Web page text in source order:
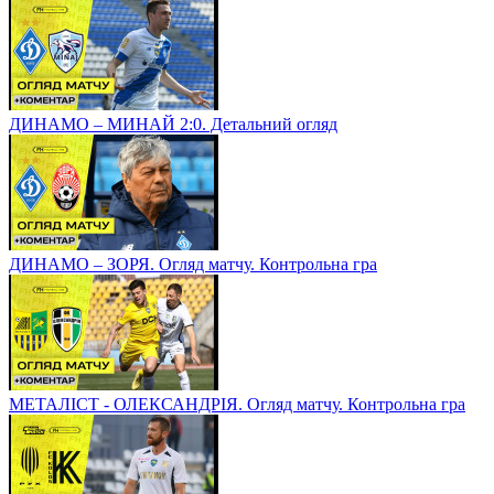
ДИНАМО – МИНАЙ 2:0. Детальний огляд
ДИНАМО – ЗОРЯ. Огляд матчу. Контрольна гра
МЕТАЛІСТ - ОЛЕКСАНДРІЯ. Огляд матчу. Контрольна гра